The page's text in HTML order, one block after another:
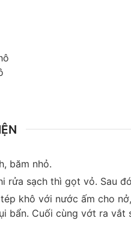
băm nhỏ.
rửa sạch thì gọt vỏ. Sau
khô với nước ấm cho
bẩn. Cuối cùng vớt ra vắt